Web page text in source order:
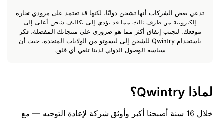
تدعي بعض الشركات أنها تشحن دوليًا، لكنها قد تعتمد على مزودي تجارة
إلكترونية من طرف ثالث مما قد يؤدي إلى تكاليف شحن أعلى إلى
موقعك. لتجنب إنفاق أكثر مما هو ضروري على منتجاتك المفضلة، فكر
باستخدام Qwintry للشحن إلى ليسوتو من الولايات المتحدة، حيث أن
سياسة الوصول الدولي لدينا تلغي أي قلق.
لماذا Qwintry؟
خلال 16 سنة أصبحنا أكبر وأوثق شركة لإعادة التوجيه — مع